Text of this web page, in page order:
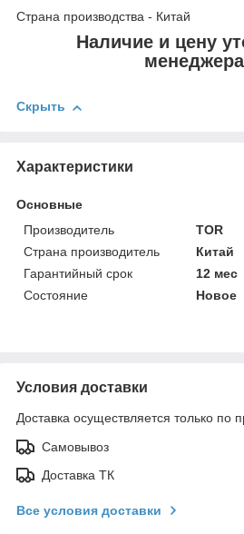
Страна производства - Китай
Наличие и цену
Скрыть
Характеристики
Основные
Производитель
TOR
Страна производитель
Китай
Гарантийный срок
12 мес
Состояние
Новое
Условия доставки
Доставка осуществляется только по
Самовывоз
Доставка ТК
Все условия доставки